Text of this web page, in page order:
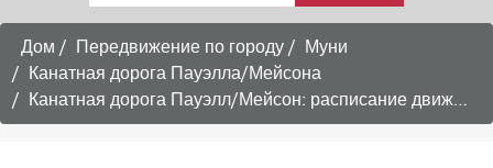
хочу
путешествовать
Дом Передвижение по городу
Муни
Канатная дорога Пауэлла/Мейсона
Канатная дорога Пауэлл/Мейсон: расписание движения в направлении Рыбацкой пристани.